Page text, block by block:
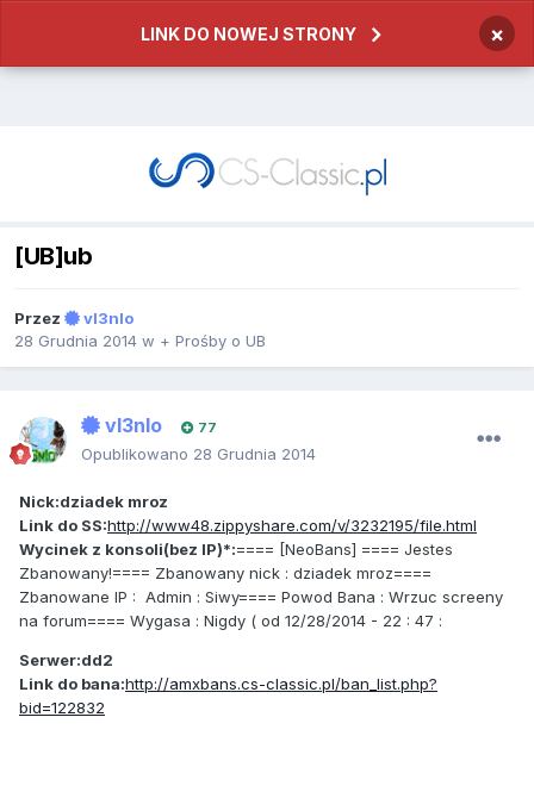
LINK DO NOWEJ STRONY ×
[UB]ub
Przez
vI3nIo
28 Grudnia 2014 w + Prośby o UB
vI3nIo 77
Opublikowano 28 Grudnia 2014
Nick:dziadek mroz
Link do SS:http://www48.zippyshare.com/v/3232195/file.html
Wycinek z konsoli(bez IP)*:==== [NeoBans] ==== Jestes
Zbanowany!==== Zbanowany nick : dziadek mroz====
Zbanowane IP : Admin : Siwy==== Powod Bana : Wrzuc screeny
na forum==== Wygasa : Nigdy ( od 12/28/2014 - 22 : 47 :
Serwer:dd2
Link do bana:http://amxbans.cs-classic.pl/ban_list.php?
bid=122832